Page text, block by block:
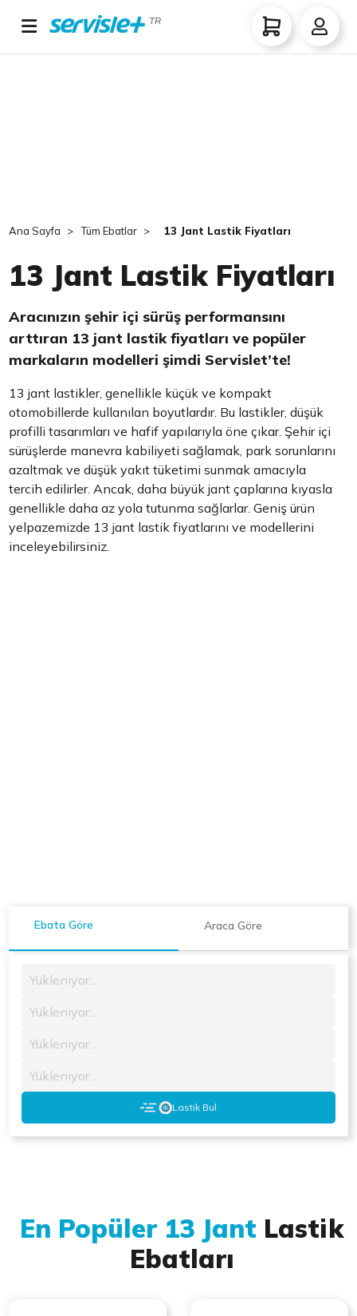
TR
Ana Sayfa Tüm Ebatlar 13 Jant Lastik Fiyatları
13 Jant Lastik Fiyatları
Aracınızın şehir içi sürüş performansını
arttıran 13 jant lastik fiyatları ve popüler
markaların modelleri şimdi Servislet’te!
13 jant lastikler, genellikle küçük ve kompakt
otomobillerde kullanılan boyutlardır. Bu lastikler, düşük
profilli tasarımları ve hafif yapılarıyla öne çıkar. Şehir içi
sürüşlerde manevra kabiliyeti sağlamak, park sorunlarını
azaltmak ve düşük yakıt tüketimi sunmak amacıyla
tercih edilirler. Ancak, daha büyük jant çaplarına kıyasla
genellikle daha az yola tutunma sağlarlar. Geniş ürün
yelpazemizde 13 jant lastik fiyatlarını ve modellerini
inceleyebilirsiniz.
Ebata Göre Araca Göre
Yükleniyor...
Yükleniyor...
Yükleniyor...
Yükleniyor...
Lastik Bul
En Popüler 13 Jant Lastik
Ebatları